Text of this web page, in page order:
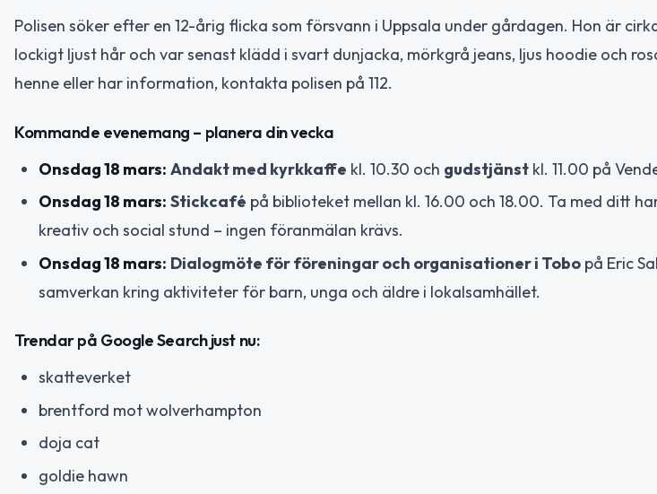
Polisen söker efter en 12-årig flicka som försvann i Uppsala under gårdagen. Hon är
lockigt ljust hår och var senast klädd i svart dunjacka, mörkgrå jeans, ljus hoodie och
henne eller har information, kontakta polisen på 112.
Kommande evenemang – planera din vecka
Onsdag 18 mars: Andakt med kyrkkaffe kl. 10.30 och gudstjänst kl. 11.00 på
Onsdag 18 mars: Stickcafé på biblioteket mellan kl. 16.00 och 18.00. Ta med ditt
kreativ och social stund – ingen föranmälan krävs.
Onsdag 18 mars: Dialogmöte för föreningar och organisationer i Tobo på Eric
samverkan kring aktiviteter för barn, unga och äldre i lokalsamhället.
Trendar på Google Search just nu:
skatteverket
brentford mot wolverhampton
doja cat
goldie hawn